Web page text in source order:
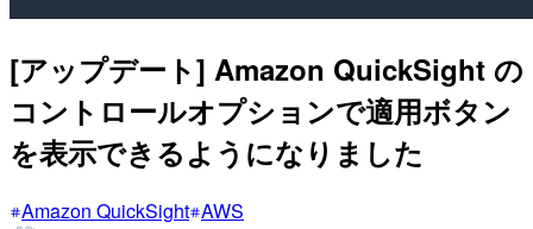
[アップデート] Amazon QuickSight の
コントロールオプションで適用ボタン
を表示できるようになりました
Amazon QuickSight AWS